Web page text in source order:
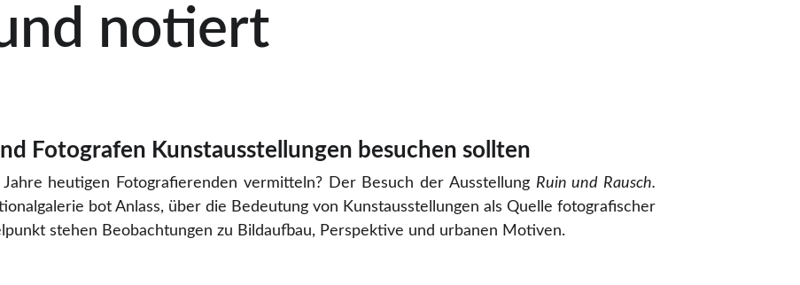
notiert
Fotografen Kunstausstellungen besuchen sollten
heutigen Fotografierenden vermitteln? Der Besuch der Ausstellung Ruin und Rausch.
bot Anlass, über die Bedeutung von Kunstausstellungen als Quelle fotografischer
stehen Beobachtungen zu Bildaufbau, Perspektive und urbanen Motiven.